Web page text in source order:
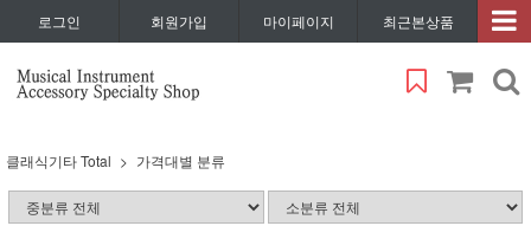
로그인 회원가입 마이페이지 최근본상품
클래식기타 Total 가격대별 분류